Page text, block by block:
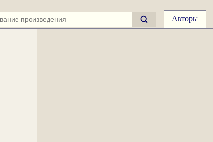
Авторы